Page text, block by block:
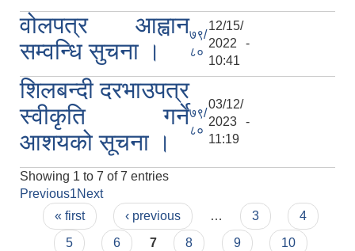
वोलपत्र आह्वान
सम्वन्धि सुचना ।
७९/
८०
12/15/
2022 -
10:41
शिलबन्दी दरभाउपत्र
स्वीकृति गर्ने
आशयको सूचना ।
७९/
८०
03/12/
2023 -
11:19
Showing 1 to 7 of 7 entries
Previous1Next
Pages
« first ‹ previous … 3
4
5
6 7 8 9
10